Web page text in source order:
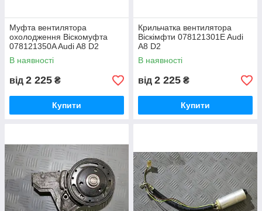
Муфта вентилятора
охолодження Віскомуфта
078121350A Audi A8 D2
В наявності
від 2 225 ₴
Купити
Крильчатка вентилятора
Віскімфти 078121301E Audi
A8 D2
В наявності
від 2 225 ₴
Купити